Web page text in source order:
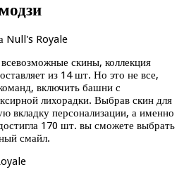
скины, коллекция
из 14 шт. Но это не все,
включить башни с
лихорадки. Выбрав скин для
вкладку персонализации, а именно
170 шт. вы сможете выбрать
смайл.